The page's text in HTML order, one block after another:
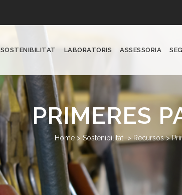
SOSTENIBILITAT LABORATORIS ASSESSORIA
PRIMERES
Home > Sostenibilitat >Recursos>